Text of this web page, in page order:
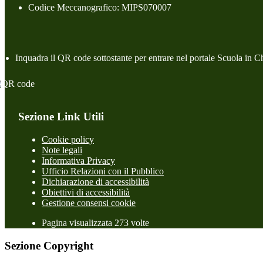
Codice Meccanografico: MIPS070007
Inquadra il QR code sottostante per entrare nel portale Scuola in
Sezione Link Utili
Cookie policy
Note legali
Informativa Privacy
Ufficio Relazioni con il Pubblico
Dichiarazione di accessibilità
Obiettivi di accessibilità
Gestione consensi cookie
Pagina visualizzata 273 volte
Sezione Copyright